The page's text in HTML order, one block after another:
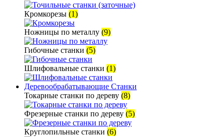
Кромкорезы (1)
Ножницы по металлу (9)
Гибочные станки (5)
Шлифовальные станки (1)
Деревообрабатывающие Станки
Токарные станки по дереву (8)
Фрезерные станки по дереву (5)
Круглопильные станки (6)